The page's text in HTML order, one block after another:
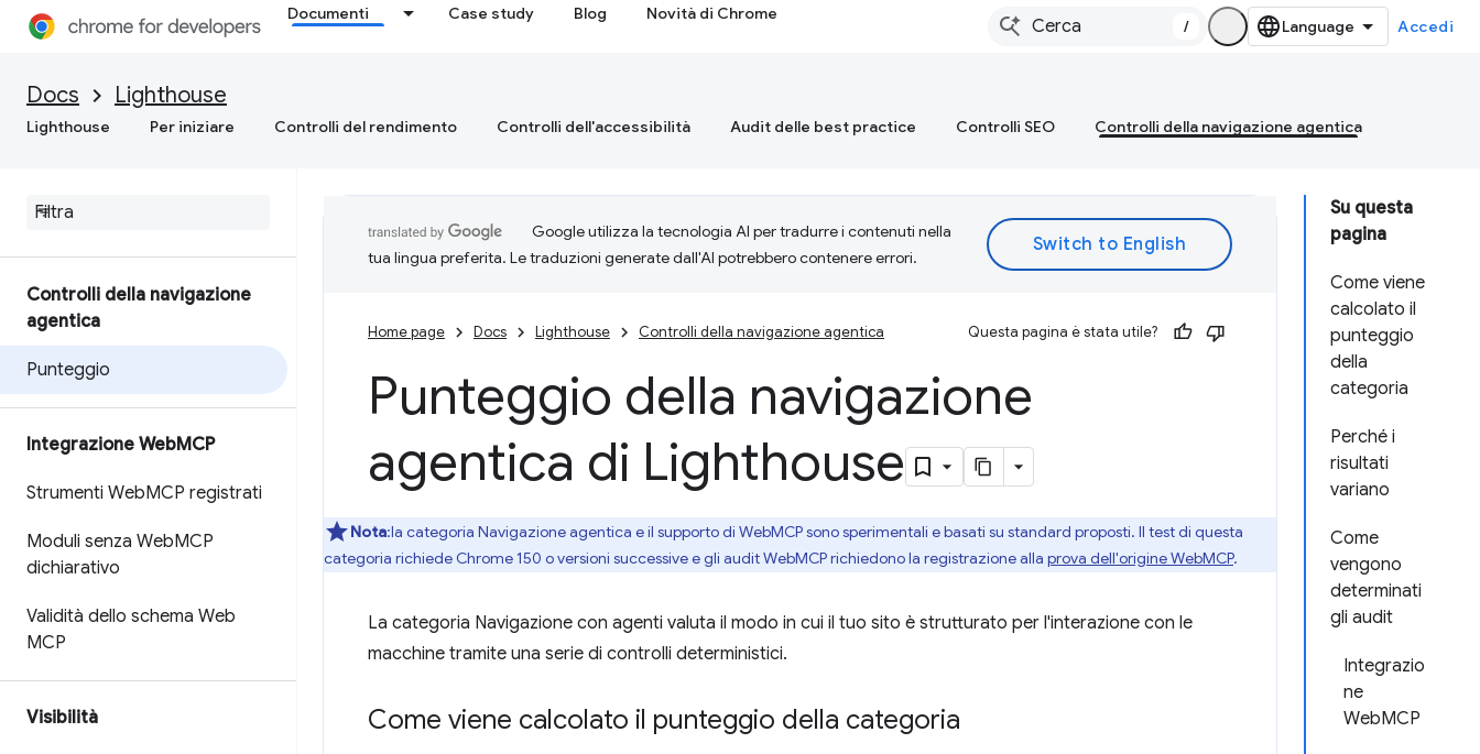
Documenti Case study Blog Novità di Chrome
/ Accedi
Docs Lighthouse
Lighthouse Per iniziare Controlli del rendimento Controlli dell'accessibilità Audit delle best practice Controlli SEO Controlli della navigazione agentica
Controlli della navigazione
agentica
Punteggio
Integrazione WebMCP
Strumenti WebMCP registrati
Moduli senza WebMCP
dichiarativo
Validità dello schema Web
MCP
Visibilità
Su questa
pagina
Come viene
calcolato il
punteggio
della
categoria
Perché i
risultati
variano
Come
vengono
determinati
gli audit
Integrazio
ne
WebMCP
Google utilizza la tecnologia AI per tradurre i contenuti nella
tua lingua preferita. Le traduzioni generate dall'AI potrebbero contenere errori.
Home page Docs Lighthouse Controlli della navigazione agentica Questa pagina è stata utile?
Punteggio della navigazione
agentica di Lighthouse
Nota:la categoria Navigazione agentica e il supporto di WebMCP sono sperimentali e basati su standard proposti. Il test di questa
categoria richiede Chrome 150 o versioni successive e gli audit WebMCP richiedono la registrazione alla prova dell'origine WebMCP.
La categoria Navigazione con agenti valuta il modo in cui il tuo sito è strutturato per l'interazione con le
macchine tramite una serie di controlli deterministici.
Come viene calcolato il punteggio della categoria